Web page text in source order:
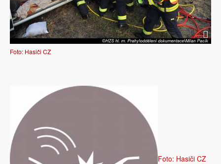
Foto: Hasiči CZ
Foto: Hasiči CZ